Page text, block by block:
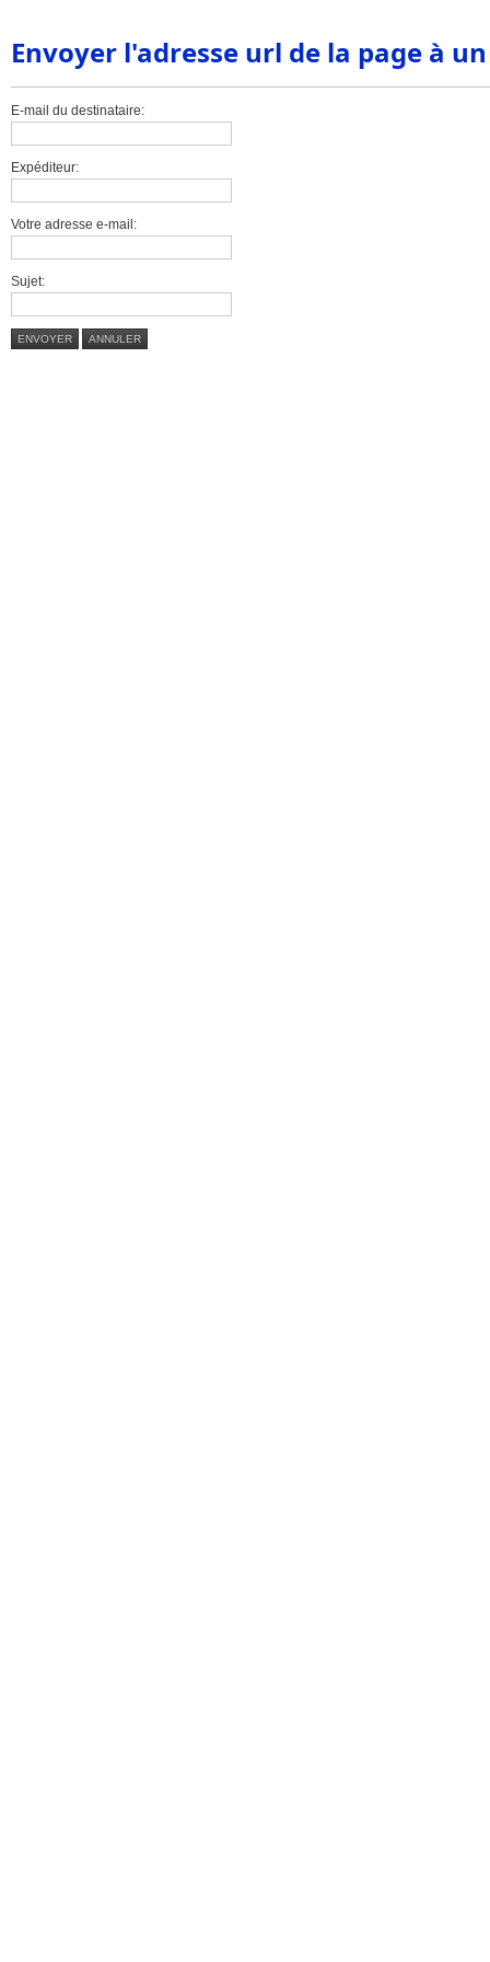
Envoyer l'adresse url de la page à
E-mail du destinataire:
Expéditeur:
Votre adresse e-mail:
Sujet:
ENVOYER ANNULER